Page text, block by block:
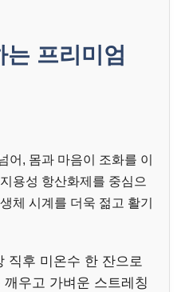
프리미엄
어, 몸과 마음이 조화를 이
용성 항산화제를 중심으
체 시계를 더욱 젊고 활기
직후 미온수 한 잔으로
우고 가벼운 스트레칭